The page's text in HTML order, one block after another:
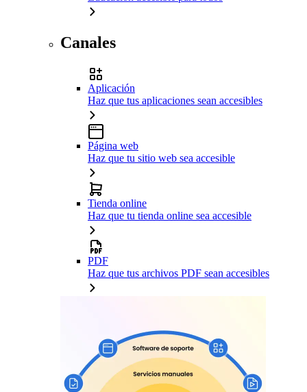
Canales
Aplicación
Haz que tus aplicaciones sean accesibles
Página web
Haz que tu sitio web sea accesible
Tienda online
Haz que tu tienda online sea accesible
PDF
Haz que tus archivos PDF sean accesibles